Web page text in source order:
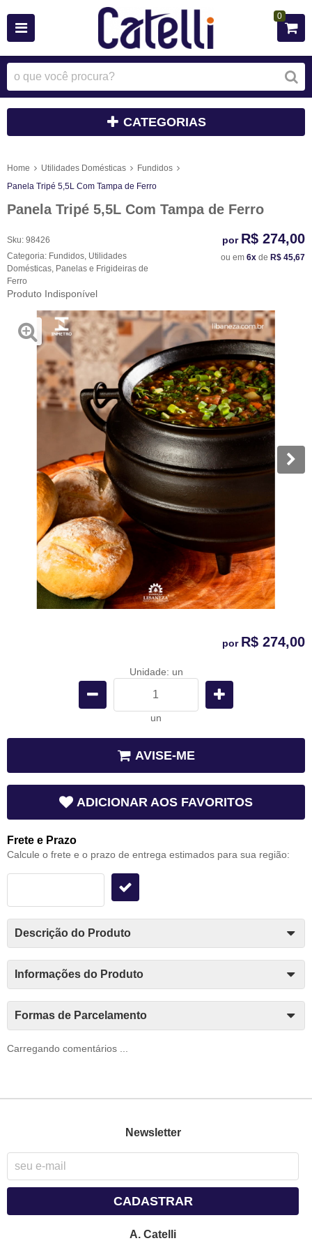
0
CATEGORIAS
Home Utilidades Domésticas
Fundidos
Panela Tripé 5,5L Com Tampa de Ferro
Panela Tripé 5,5L Com Tampa de Ferro
Sku: 98426
Categoria: Fundidos Utilidades
Domésticas Panelas e Frigideiras de
Ferro
Produto Indisponível
por R$ 274,00
ou em 6x de R$ 45,67
por R$ 274,00
Unidade: un
un
AVISE-ME
ADICIONAR AOS FAVORITOS
Frete e Prazo
Calcule o frete e o prazo de entrega estimados para sua região:
Descrição do Produto
Informações do Produto
Formas de Parcelamento
Carregando comentários ...
Newsletter
CADASTRAR
A. Catelli